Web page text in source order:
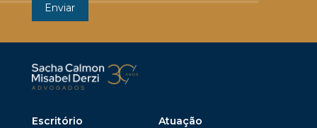
Escritório
Atuação